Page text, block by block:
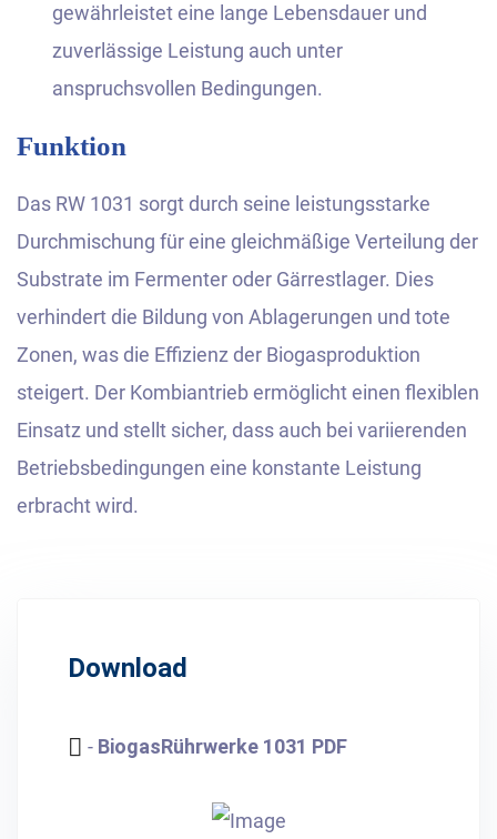
gewährleistet eine lange Lebensdauer und
zuverlässige Leistung auch unter
anspruchsvollen Bedingungen.
Funktion
Das RW 1031 sorgt durch seine leistungsstarke
Durchmischung für eine gleichmäßige Verteilung der
Substrate im Fermenter oder Gärrestlager. Dies
verhindert die Bildung von Ablagerungen und tote
Zonen, was die Effizienz der Biogasproduktion
steigert. Der Kombiantrieb ermöglicht einen flexiblen
Einsatz und stellt sicher, dass auch bei variierenden
Betriebsbedingungen eine konstante Leistung
erbracht wird.
Download
- Biogas­Rührwerke 1031 PDF